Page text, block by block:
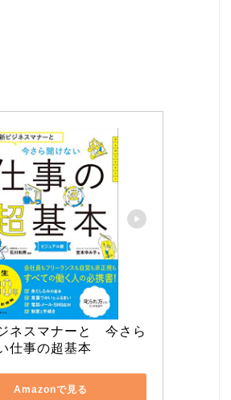
ネスマナーと　今さら
仕事の超基本
Amazonで見る